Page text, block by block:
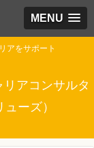
MENU
アをサポート
アコンサルタ
ーズ）